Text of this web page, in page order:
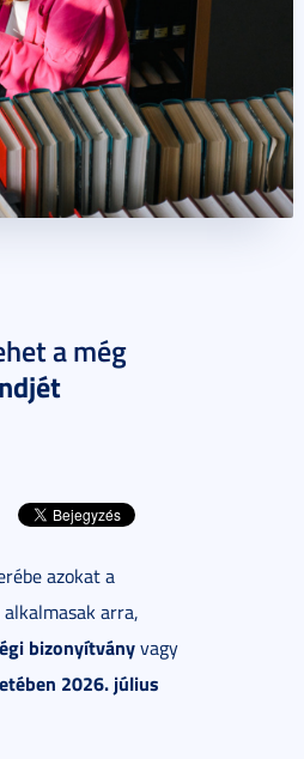
a még
azokat a
arra,
bizonyítványvagy
2026. július